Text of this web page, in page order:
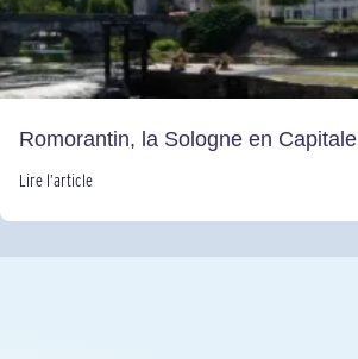
Romorantin, la Sologne en Capitale
Lire l’article